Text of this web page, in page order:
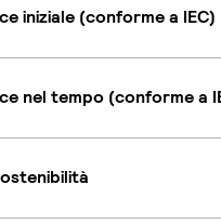
iniziale (conforme a IEC)
nel tempo (conforme a